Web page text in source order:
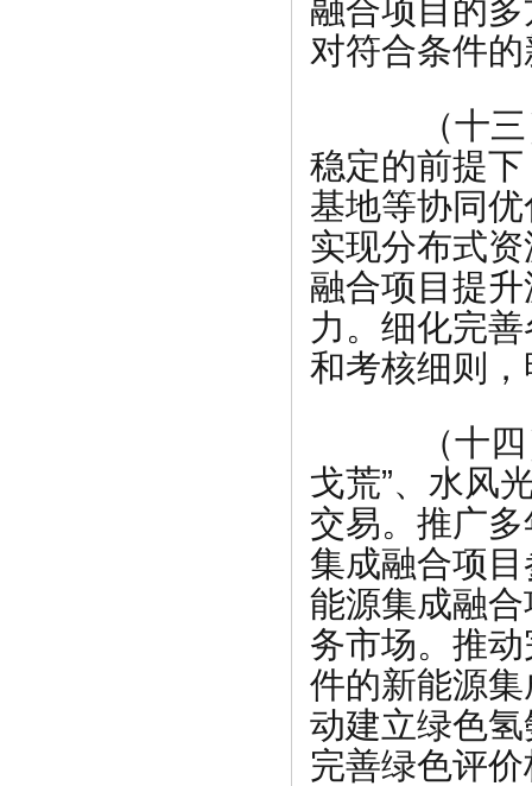
融合项目的
对符合条件
（十三）
稳定的前提下
基地等协同
实现分布式
融合项目提
力。细化完
和考核细则
（十四）
戈荒”、水风
交易。推广
集成融合项
能源集成融
务市场。推
件的新能源
动建立绿色
完善绿色评